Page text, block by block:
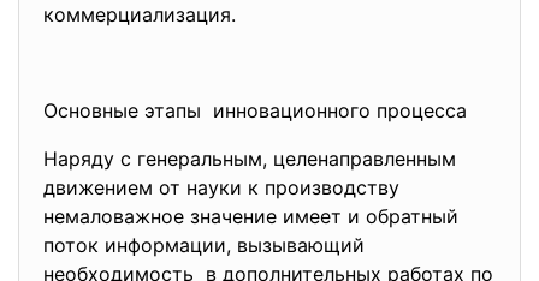
коммерциализация.
Основные этапы инновационного процесса
Наряду с генеральным, целенаправленным
движением от науки к производству
немаловажное значение имеет и обратный
поток информации, вызывающий
необходимость в дополнительных работах по